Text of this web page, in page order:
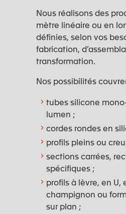
Nous réalisons des
mètre linéaire ou en
définies, selon vos
fabrication,
transformation.
Nos possibilités
tubes silicone
lumen ;
cordes rondes en
profils pleins ou
sections carrées,
spécifiques ;
profils à lèvre, en U,
champignon ou
sur plan ;